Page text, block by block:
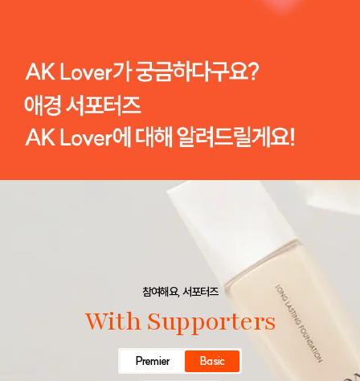
참여해요, 서포터즈
With Supporters
Premier
Basic